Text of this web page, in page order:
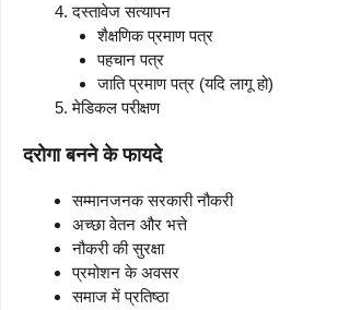
दस्तावेज सत्यापन
शैक्षणिक प्रमाण पत्र
पहचान पत्र
जाति प्रमाण पत्र (यदि लागू हो)
मेडिकल परीक्षण
दरोगा बनने के फायदे
सम्मानजनक सरकारी नौकरी
अच्छा वेतन और भत्ते
नौकरी की सुरक्षा
प्रमोशन के अवसर
समाज में प्रतिष्ठा